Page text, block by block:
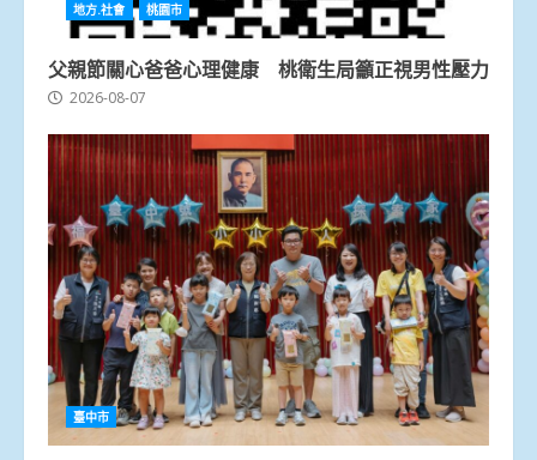
地方.社會 桃園市
父親節關心爸爸心理健康 桃衛生局籲正視男性壓力
2026-08-07
臺中市